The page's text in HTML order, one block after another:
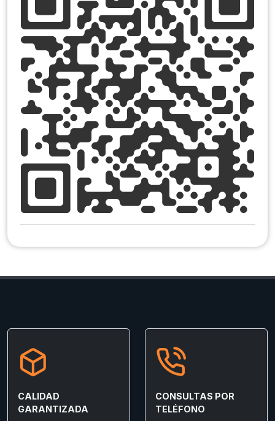
CALIDAD
GARANTIZADA
CONSULTAS POR
TELÉFONO